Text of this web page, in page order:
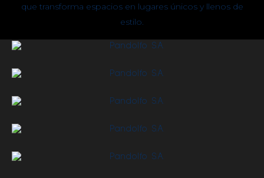
que transforma espacios en lugares únicos y llenos de
estilo.